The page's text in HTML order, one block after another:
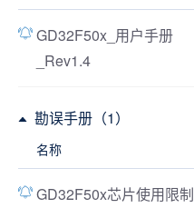
GD32F50x_用户手册
_Rev1.4
勘误手册（1）
名称
GD32F50x芯片使用限制